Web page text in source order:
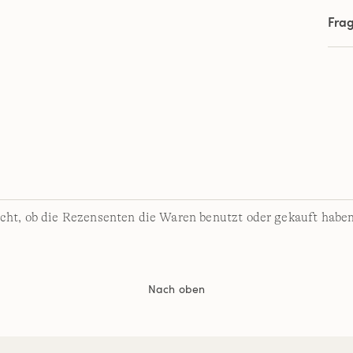
ob die Rezensenten die Waren benutzt oder gekauft
Nach oben